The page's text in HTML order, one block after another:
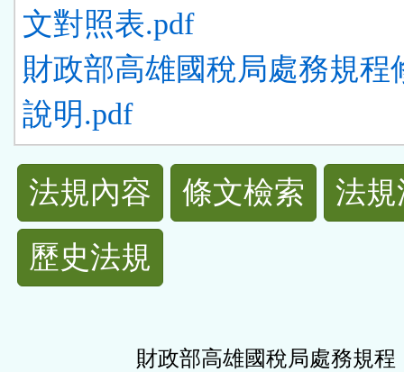
文對照表.pdf
財政部高雄國稅局處務規程
說明.pdf
法
規
功
法規內容 條文檢索
法
歷史法規
財政部高雄國稅局處務規程